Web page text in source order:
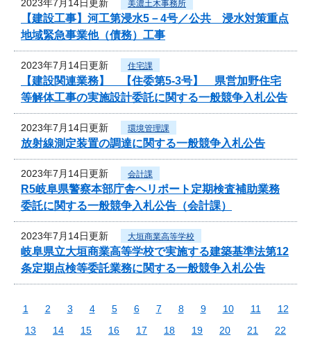
2023年7月14日更新 美濃土木事務所
【建設工事】河工第浸水5－4号／公共 浸水対策重点
地域緊急事業他（債務）工事
2023年7月14日更新 住宅課
【建設関連業務】 【住委第5-3号】 県営加野住宅
等解体工事の実施設計委託に関する一般競争入札公告
2023年7月14日更新 環境管理課
放射線測定装置の調達に関する一般競争入札公告
2023年7月14日更新 会計課
R5岐阜県警察本部庁舎ヘリポート定期検査補助業務
委託に関する一般競争入札公告（会計課）
2023年7月14日更新 大垣商業高等学校
岐阜県立大垣商業高等学校で実施する建築基準法第12
条定期点検等委託業務に関する一般競争入札公告
1 2 3 4 5 6 7 8 9 10 11
12
13
14 15 16 17 18 19 20 21
22